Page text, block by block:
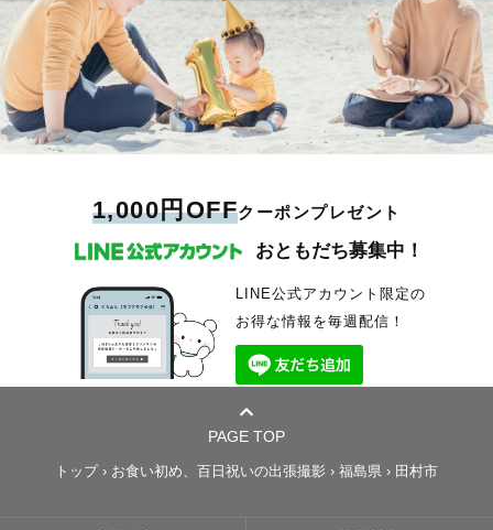
1,000円OFFクーポンプレゼント
おともだち募集中！
LINE公式アカウント限定の
お得な情報を毎週配信！
PAGE TOP
トップ› お食い初め、百日祝いの出張撮影 › 福島県 › 田村市